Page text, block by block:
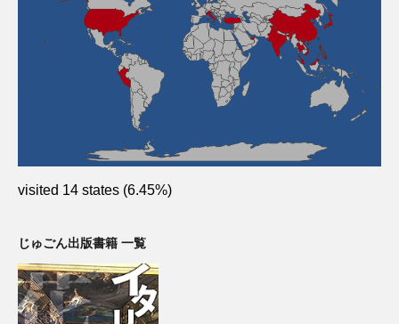
visited 14 states (6.45%)
じゅごん出版書籍 一覧